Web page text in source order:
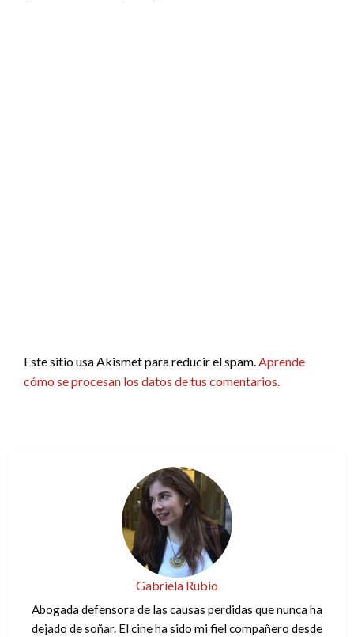
Este sitio usa Akismet para reducir el spam.Aprende
cómo se procesan los datos de tus comentarios.
Gabriela Rubio
Abogada defensora de las causas perdidas que nunca ha
dejado de soñar. El cine ha sido mi fiel compañero desde